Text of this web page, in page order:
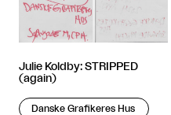
Julie Koldby: STRIPPED
(again)
Danske Grafikeres Hus